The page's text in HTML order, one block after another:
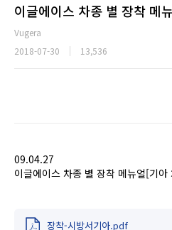
이글에이스 차종 별 장착 메
Vugera
2018-07-30
13,536
09.04.27
이글에이스 차종 별 장착 메뉴얼[기아
장착-시방서기아.pdf